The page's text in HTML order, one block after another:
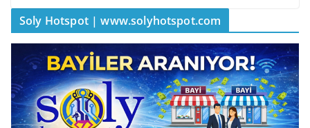
Soly Hotspot | www.solyhotspot.com